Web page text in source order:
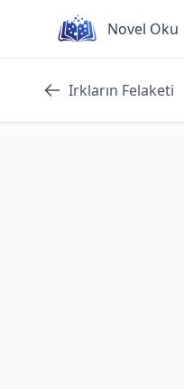
content
Novel Oku
Irkların Felaketi